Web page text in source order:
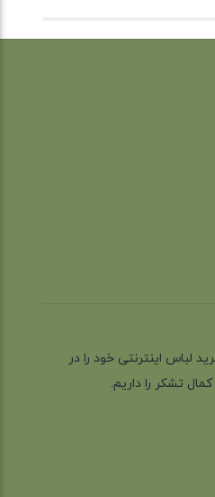
خرید لباس اینترنتی خود را در
تشکر را داریم.